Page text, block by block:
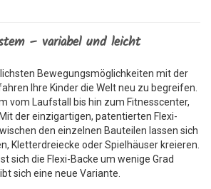
– variabel und leicht
Bewegungsmöglichkeiten mit der
Ihre Kinder die Welt neu zu begreifen.
vom Laufstall bis hin zum Fitnesscenter,
der einzigartigen, patentierten Flexi-
den einzelnen Bauteilen lassen sich
Kletterdreiecke oder Spielhäuser kreieren.
sich die Flexi-Backe um wenige Grad
sich eine neue Variante.